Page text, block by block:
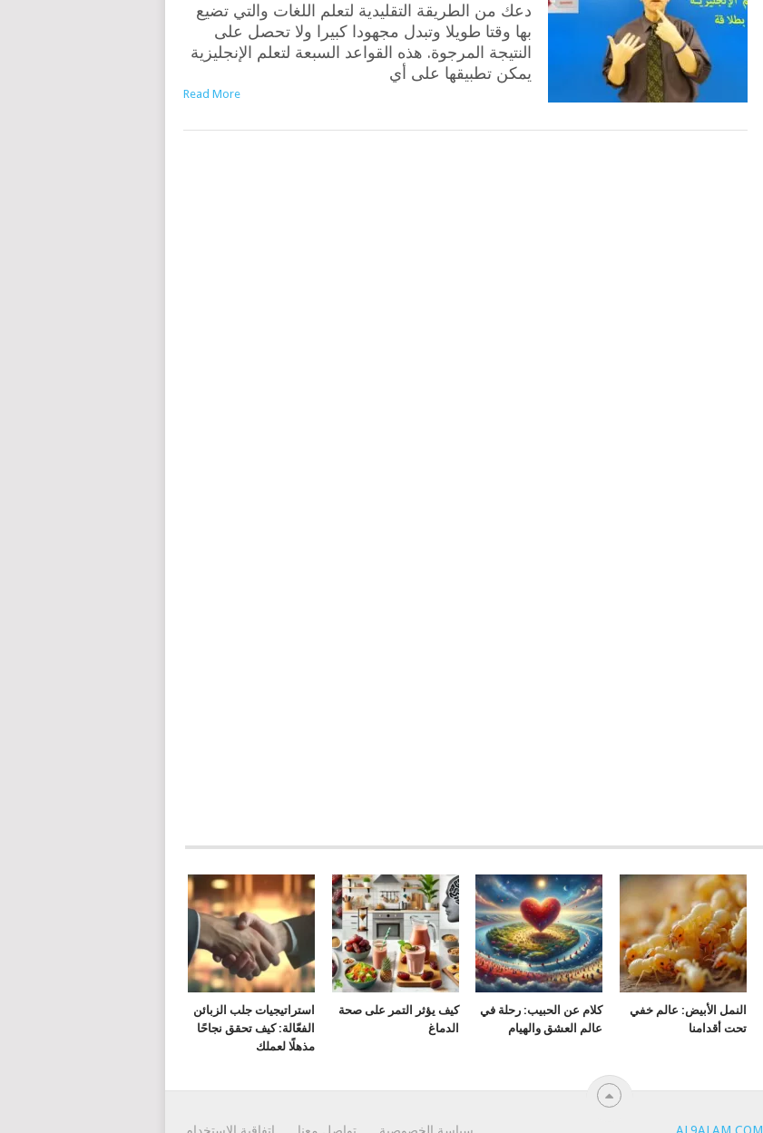
دعك من الطريقة التقليدية لتعلم اللغات والتي تضيع
بها وقتا طويلا وتبدل مجهودا كبيرا ولا تحصل على
النتيجة المرجوة. هذه القواعد السبعة لتعلم الإنجليزية
يمكن تطبيقها على أي
Read More
النمل الأبيض: عالم خفي
تحت أقدامنا
كلام عن الحبيب: رحلة في
عالم العشق والهيام
كيف يؤثر التمر على صحة
الدماغ
استراتيجيات جلب الزبائن
الفعّالة: كيف تحقق نجاحًا
مذهلًا لعملك